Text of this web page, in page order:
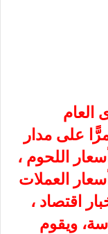
العام
على مدار
أسعار اللحوم ،
العملات
اقتصاد ،
ويقوم